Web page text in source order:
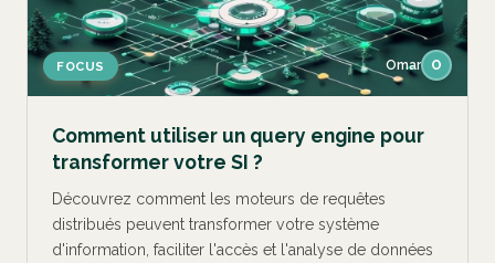
FOCUS Omar O
Comment utiliser un query engine pour
transformer votre SI ?
Découvrez comment les moteurs de requêtes
distribués peuvent transformer votre système
d'information, faciliter l'accès et l'analyse de données